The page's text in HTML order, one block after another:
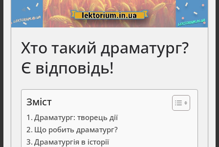
Хто такий драматург?
Є відповідь!
Зміст
Драматург: творець дії
Що робить драматург?
Драматургія в історії